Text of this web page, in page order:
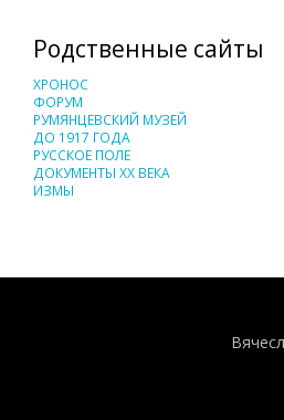
Родственные сайты
ХРОНОС
ФОРУМ
РУМЯНЦЕВСКИЙ МУЗЕЙ
ДО 1917 ГОДА
РУССКОЕ ПОЛЕ
ДОКУМЕНТЫ XX ВЕКА
ИЗМЫ